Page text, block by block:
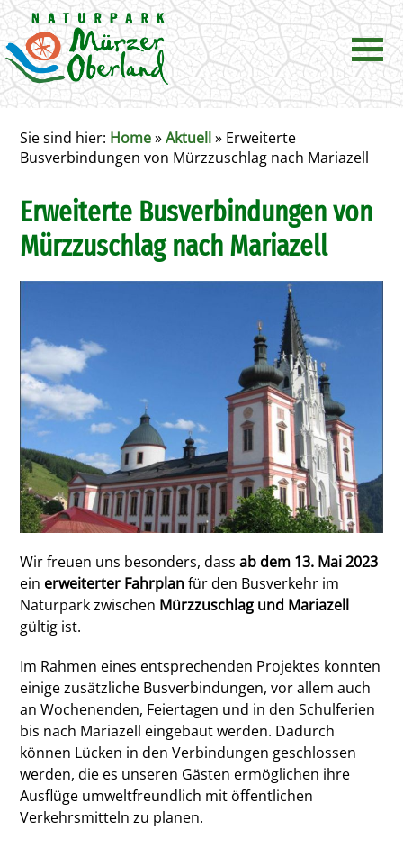
Sie sind hier: Home»Aktuell» Erweiterte
Busverbindungen von Mürzzuschlag nach Mariazell
Erweiterte Busverbindungen von
Mürzzuschlag nach Mariazell
Wir freuen uns besonders, dassab dem 13. Mai 2023
ein erweiterter Fahrplanfür den Busverkehr im
Naturpark zwischen Mürzzuschlag und Mariazell
gültig ist.
Im Rahmen eines entsprechenden Projektes konnten
einige zusätzliche Busverbindungen, vor allem auch
an Wochenenden, Feiertagen und in den Schulferien
bis nach Mariazell eingebaut werden. Dadurch
können Lücken in den Verbindungen geschlossen
werden, die es unseren Gästen ermöglichen ihre
Ausflüge umweltfreundlich mit öffentlichen
Verkehrsmitteln zu planen.